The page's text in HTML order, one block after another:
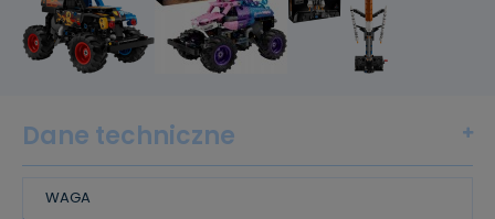
Dane techniczne
WAGA